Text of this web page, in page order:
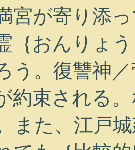
宮が寄り添
｛おんりょ
う。復讐神
約束される
また、江戸